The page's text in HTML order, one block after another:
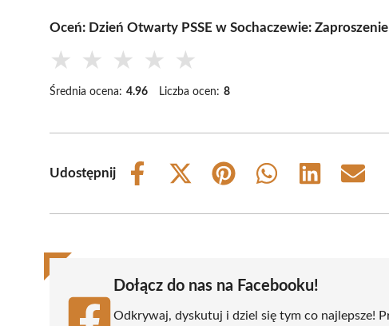
Oceń: Dzień Otwarty PSSE w Sochaczewie:
★ ★ ★ ★ ★
Średnia ocena: 4.96 Liczba ocen: 8
Udostępnij
Share
Share
(Twitter)
Share
Share
Share
Share
Dołącz do nas na Facebooku!
Odkrywaj, dyskutuj i dziel się tym co najlepsze!